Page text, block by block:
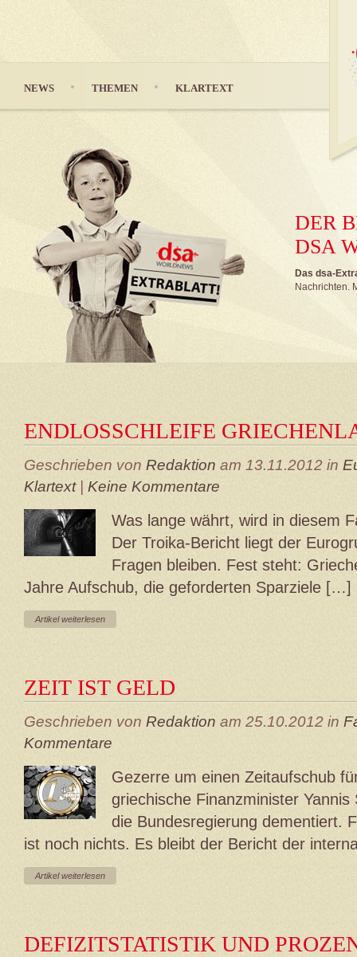
DER
DSA
Das dsa-
Nachrichten.
NEWS THEMEN KLARTEXT
ENDLOSSCHLEIFE
Geschrieben von Redaktion am 13.11.2012 in
Klartext| Keine Kommentare
Was lange währt, wird in diesem
Der Troika-Bericht liegt der
Fragen bleiben. Fest steht:
Jahre Aufschub, die geforderten Sparziele […]
Artikel weiterlesen
ZEIT IST GELD
Geschrieben von Redaktion am 25.10.2012 in
Kommentare
Gezerre um einen Zeitaufschub
griechische Finanzminister
die Bundesregierung dementiert.
ist noch nichts. Es bleibt der Bericht der
Artikel weiterlesen
DEFIZITSTATISTIK UND